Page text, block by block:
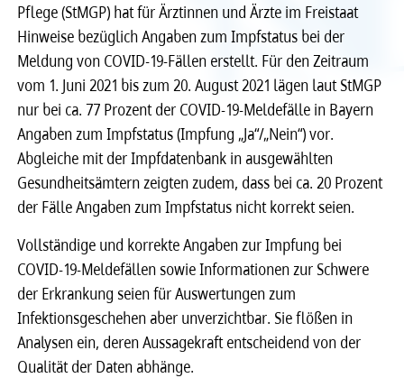
Pflege (StMGP) hat für Ärztinnen und Ärzte im Freistaat
Hinweise bezüglich Angaben zum Impfstatus bei der
Meldung von COVID-19-Fällen erstellt. Für den Zeitraum
vom 1. Juni 2021 bis zum 20. August 2021 lägen laut StMGP
nur bei ca. 77 Prozent der COVID-19-Meldefälle in Bayern
Angaben zum Impfstatus (Impfung „Ja“/„Nein“) vor.
Abgleiche mit der Impfdatenbank in ausgewählten
Gesundheitsämtern zeigten zudem, dass bei ca. 20 Prozent
der Fälle Angaben zum Impfstatus nicht korrekt seien.
Vollständige und korrekte Angaben zur Impfung bei
COVID-19-Meldefällen sowie Informationen zur Schwere
der Erkrankung seien für Auswertungen zum
Infektionsgeschehen aber unverzichtbar. Sie flößen in
Analysen ein, deren Aussagekraft entscheidend von der
Qualität der Daten abhänge.